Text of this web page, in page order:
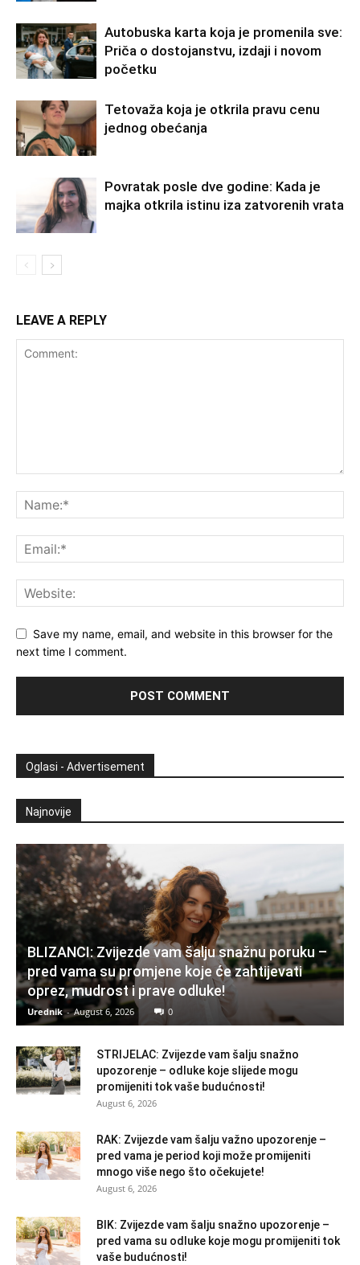
Autobuska karta koja je promenila sve:
Priča o dostojanstvu, izdaji i novom
početku
Tetovaža koja je otkrila pravu cenu
jednog obećanja
Povratak posle dve godine: Kada je
majka otkrila istinu iza zatvorenih vrata
LEAVE A REPLY
Save my name, email, and website in this browser for the
next time I comment.
Oglasi - Advertisement
Najnovije
BLIZANCI: Zvijezde vam šalju snažnu poruku –
pred vama su promjene koje će zahtijevati
oprez, mudrost i prave odluke!
Urednik - August 6, 2026 0
STRIJELAC: Zvijezde vam šalju snažno
upozorenje – odluke koje slijede mogu
promijeniti tok vaše budućnosti!
August 6, 2026
RAK: Zvijezde vam šalju važno upozorenje –
pred vama je period koji može promijeniti
mnogo više nego što očekujete!
August 6, 2026
BIK: Zvijezde vam šalju snažno upozorenje –
pred vama su odluke koje mogu promijeniti tok
vaše budućnosti!